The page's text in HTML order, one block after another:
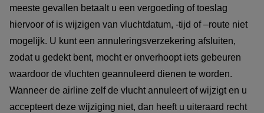
meeste gevallen betaalt u een vergoeding of toeslag
hiervoor of is wijzigen van vluchtdatum, -tijd of –route niet
mogelijk. U kunt een annuleringsverzekering afsluiten,
zodat u gedekt bent, mocht er onverhoopt iets gebeuren
waardoor de vluchten geannuleerd dienen te worden.
Wanneer de airline zelf de vlucht annuleert of wijzigt en u
accepteert deze wijziging niet, dan heeft u uiteraard recht